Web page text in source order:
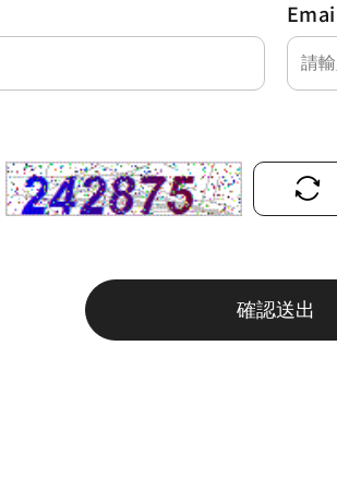
確認送出